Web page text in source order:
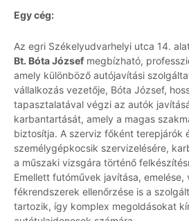
Egy cég:
Az egri Székelyudvarhelyi utca 14.
Bt. Bóta József megbízható,
amely különböző autójavítási
vállalkozás vezetője, Bóta József,
tapasztalatával végzi az autók
karbantartását, amely a magas
biztosítja. A szerviz főként terepjárók
személygépkocsik szervizelésére,
a műszaki vizsgára történő
Emellett futóművek javítása, emelése,
fékrendszerek ellenőrzése is a
tartozik, így komplex megoldásokat